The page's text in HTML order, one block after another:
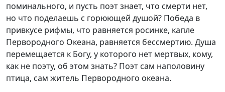
поминального, и пусть поэт знает, что смерти нет,
но что поделаешь с горюющей душой? Победа в
привкусе рифмы, что равняется росинке, капле
Первородного Океана, равняется бессмертию. Душа
перемещается к Богу, у которого нет мертвых, кому,
как не поэту, об этом знать? Поэт сам наполовину
птица, сам житель Первородного океана.